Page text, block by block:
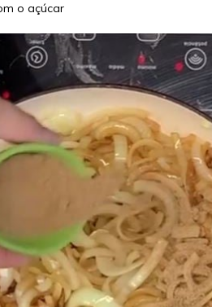
o açúcar